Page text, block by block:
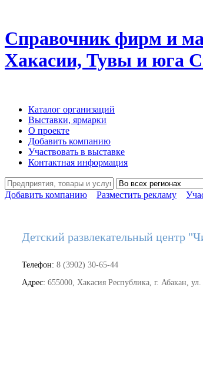
Справочник фирм и
Хакасии, Тувы и юга
Каталог организаций
Выставки, ярмарки
О проекте
Добавить компанию
Участвовать в выставке
Контактная информация
Добавить компанию Разместить рекламу
Детский развлекательный центр
Телефон: 8 (3902) 30-65-44
Адрес: 655000, Хакасия Республика, г. Абакан,